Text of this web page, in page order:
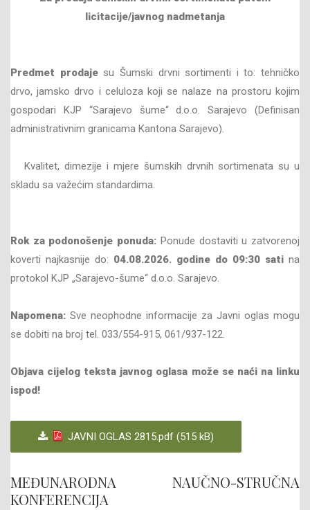
licitacije/javnog nadmetanja
Predmet prodajesu Šumski drvni sortimenti i to: tehničko
drvo, jamsko drvo i celuloza koji se nalaze na prostoru kojim
gospodari KJP “Sarajevo šume“ d.o.o. Sarajevo (Definisan
administrativnim granicama Kantona Sarajevo).
Kvalitet, dimezije i mjere šumskih drvnih sortimenata su u
skladu sa važećim standardima.
Rok za podonošenje ponuda: Ponude dostaviti u zatvorenoj
koverti najkasnije do: 04.08.2026. godine do 09:30 sati na
protokol KJP „Sarajevo-šume“ d.o.o. Sarajevo.
Napomena: Sve neophodne informacije za Javni oglas mogu
se dobiti na broj tel. 033/554-915, 061/937-122.
Objava cijelog teksta javnog oglasa može se naći na linku
ispod!
JAVNI OGLAS 2815.pdf (515 kB)
MEĐUNARODNA NAUČNO-STRUČNA
KONFERENCIJA